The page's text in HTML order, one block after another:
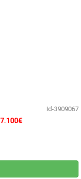
Id-3909067
7.100€